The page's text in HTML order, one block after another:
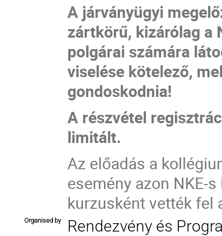
A járványügyi
zártkörű, kizárólag a
polgárai számára
viselése kötelező,
gondoskodnia!
A részvétel
limitált.
Az előadás a
esemény azon NKE-
kurzusként vették fel
Organised by Rendezvény és